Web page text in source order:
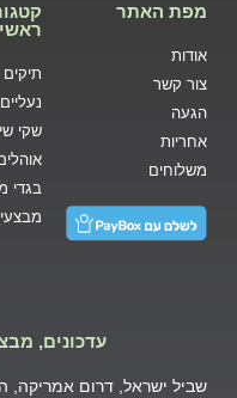
מפת האתר
אודות
צור קשר
הגעה
אחריות
משלוחים
תיקים
שקי
בגדי
עדכונים,
שביל ישראל, דרום אמריקה,